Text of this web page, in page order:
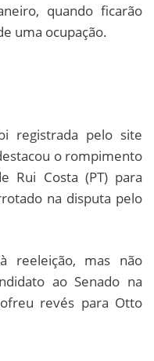
quando ficarão
uma ocupação.
registrada pelo site
o rompimento
Rui Costa (PT) para
na disputa pelo
reeleição, mas não
ao Senado na
revés para Otto